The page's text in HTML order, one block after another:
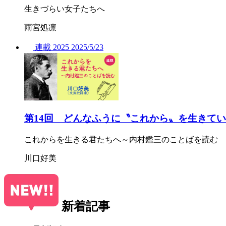
生きづらい女子たちへ
雨宮処凛
連載 2025 2025/5/23
第14回 どんなふうに〝これから〟を生きて
これからを生きる君たちへ～内村鑑三のことばを読む
川口好美
新着記事